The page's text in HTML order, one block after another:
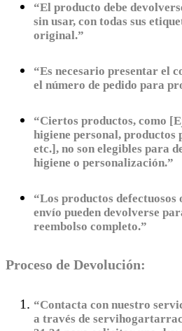
“El producto debe
sin usar, con todas sus
original.”
“Es necesario presentar el
el número de pedido para
“Ciertos productos, como
higiene personal, productos
etc.], no son elegibles para
higiene o personalización.”
“Los productos defectuosos
envío pueden devolverse
reembolso completo.”
Proceso de Devolución:
“Contacta con nuestro
a través de